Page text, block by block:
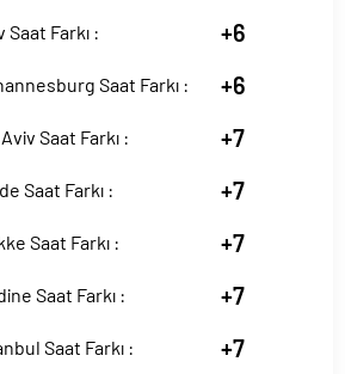
Saat Farkı : +6
Saat Farkı : +6
Saat Farkı : +7
Saat Farkı : +7
Saat Farkı : +7
Saat Farkı : +7
Saat Farkı : +7